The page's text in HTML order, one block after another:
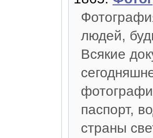
людей,
Всякие
паспорт,
страны